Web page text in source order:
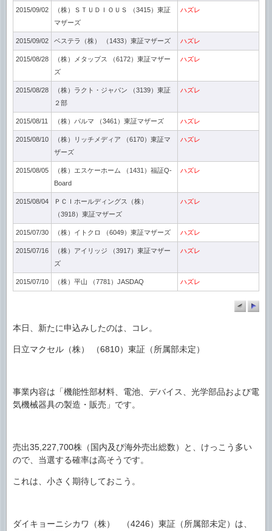
2015/09/02
（株）ＳＴＵＤＩＯＵＳ （3415）東証
マザーズ
ハズレ
2015/09/02 ベステラ（株） （1433）東証マザーズ ハズレ
2015/08/28
（株）メタップス （6172）東証マザー
ズ
ハズレ
2015/08/28
（株）ラクト・ジャパン （3139）東証
２部
ハズレ
2015/08/11 （株）パルマ （3461）東証マザーズ ハズレ
2015/08/10
（株）リッチメディア （6170）東証マ
ザーズ
ハズレ
2015/08/05
（株）エスケーホーム （1431）福証Q-
Board
ハズレ
2015/08/04
ＰＣＩホールディングス（株）
（3918）東証マザーズ
ハズレ
2015/07/30 （株）イトクロ （6049）東証マザーズ ハズレ
2015/07/16
（株）アイリッジ （3917）東証マザー
ズ
ハズレ
2015/07/10 （株）平山 （7781）JASDAQ ハズレ
本日、新たに申込みしたのは、コレ。
日立マクセル（株） （6810）東証（所属部未定）
事業内容は「機能性部材料、電池、デバイス、光学部品および電
気機械器具の製造・販売」です。
売出35,227,700株（国内及び海外売出総数）と、けっこう多い
ので、当選する確率は高そうです。
これは、小さく期待しておこう。
ダイキョーニシカワ（株） （4246）東証（所属部未定）は、